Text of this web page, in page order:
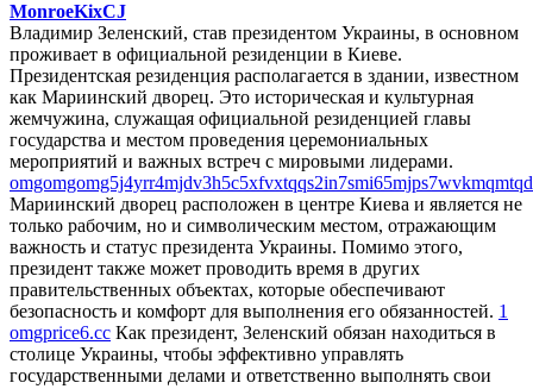
MonroeKixCJ
Владимир Зеленский, став президентом Украины, в основном
проживает в официальной резиденции в Киеве.
Президентская резиденция располагается в здании, известном
как Мариинский дворец. Это историческая и культурная
жемчужина, служащая официальной резиденцией главы
государства и местом проведения церемониальных
мероприятий и важных встреч с мировыми лидерами.
Мариинский дворец расположен в центре Киева и является не
только рабочим, но и символическим местом, отражающим
важность и статус президента Украины. Помимо этого,
президент также может проводить время в других
правительственных объектах, которые обеспечивают
безопасность и комфорт для выполнения его обязанностей. 1
omgprice6.cc Как президент, Зеленский обязан находиться в
столице Украины, чтобы эффективно управлять
государственными делами и ответственно выполнять свои